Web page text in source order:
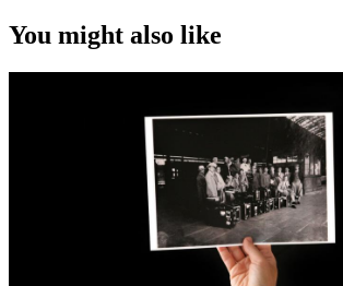
You might also like